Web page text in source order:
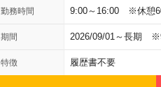
勤務時間 9:00～16:00 ※休憩60
期間 2026/09/01～長期
特徴 履歴書不要